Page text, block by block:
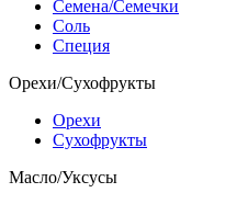
Семена/Семечки
Соль
Специя
Орехи/Сухофрукты
Орехи
Сухофрукты
Масло/Уксусы